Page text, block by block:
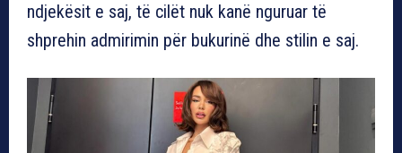
ndjekësit e saj, të cilët nuk kanë nguruar të
shprehin admirimin për bukurinë dhe stilin e saj.